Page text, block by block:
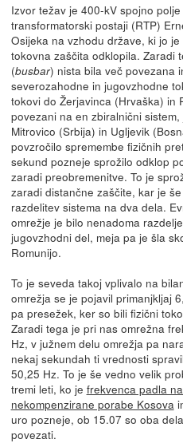
Izvor težav je 400-kV spojno polje
transformatorski postaji (RTP)
Osijeka na vzhodu države, ki jo
tokovna zaščita odklopila. Zaradi
(busbar) nista bila več povezana
severozahodne in jugovzhodne
tokovi do Žerjavinca (Hrvaška) in
povezani na en zbiralnični
Mitrovico (Srbija) in Ugljevik
povzročilo spremembe fizičnih
sekund pozneje sprožilo odklop
zaradi preobremenitve. To je
zaradi distančne zaščite, kar je
razdelitev sistema na dva dela.
omrežje je bilo nenadoma
jugovzhodni del, meja pa je šla
Romunijo.
To je seveda takoj vplivalo na
omrežja se je pojavil primanjkljaj
pa presežek, ker so bili fizični
Zaradi tega je pri nas omrežna
Hz, v južnem delu omrežja pa
nekaj sekundah ti vrednosti
50,25 Hz. To je še vedno velik
tremi leti, ko je frekvenca padla
nekompenzirane porabe Kosova
uro pozneje, ob 15.07 so oba
povezati.